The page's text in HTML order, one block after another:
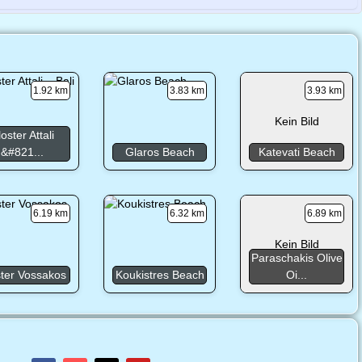
1.92 km
Attali
&#821...
3.83 km
Glaros Beach
Kein Bild
3.93 km
Katevati Beach
6.19 km
Vossakos
6.32 km
Koukistres Beach
Kein Bild
6.89 km
Paraschakis Olive
Oi...